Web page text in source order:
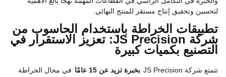
لتحسين وتحقيق إنتاج مستقر للمنتج النهائي.
تطبيقات الخراطة باستخدام الحاسوب من
شركة JS Precision: تعزيز الاستقرار في
التصنيع بكميات كبيرة
تتمتع شركة JS Precision بخبرة تزيد عن 15 عامًا
في مجال الخراطة